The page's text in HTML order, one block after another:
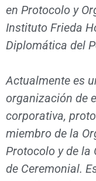
en Protocolo y
Instituto Frieda
Diplomática del
Actualmente es
organización de
corporativa,
miembro de la
Protocolo y de la
de Ceremonial.